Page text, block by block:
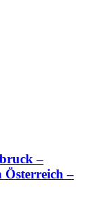
–
Österreich –